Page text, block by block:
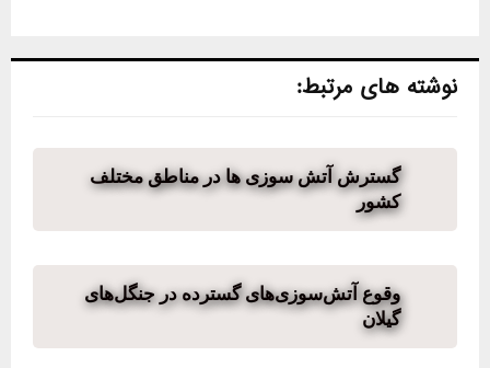
نوشته های مرتبط:
گسترش آتش سوزی ها در مناطق مختلف
کشور
وقوع آتش‌سوزی‌های گسترده در جنگل‌های
گیلان